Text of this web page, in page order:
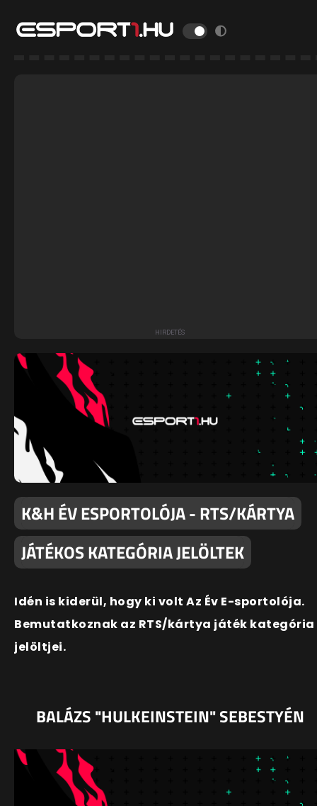
K&H ÉV ESPORTOLÓJA - RTS/KÁRTYA
JÁTÉKOS KATEGÓRIA JELÖLTEK
Idén is kiderül, hogy ki volt Az Év E-sportolója.
Bemutatkoznak az RTS/kártya játék kategória
jelöltjei.
BALÁZS "HULKEINSTEIN" SEBESTYÉN